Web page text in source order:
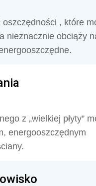
, które
nieznacznie obciąży
z „wielkiej płyty”
energooszczędnym